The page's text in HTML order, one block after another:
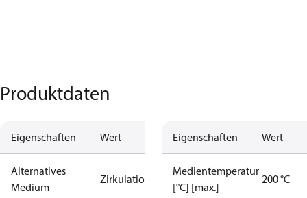
Produktdaten
Eigenschaften Wert
Alternatives
Medium
Zirkulationswasser
Eigenschaften Wert
Medientemperatur
[°C] [max.]
200 °C